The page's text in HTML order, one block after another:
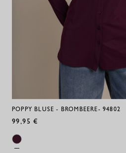
POPPY BLUSE - BROMBEERE- 94802
99,95 €